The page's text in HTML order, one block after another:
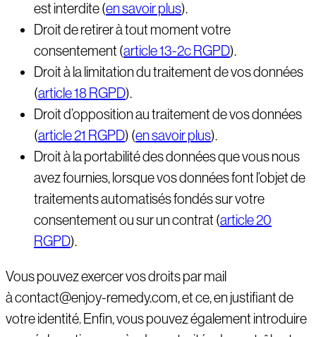
est interdite (en savoir plus).
Droit de retirer à tout moment votre
consentement (article 13-2c RGPD).
Droit à la limitation du traitement de vos données
(article 18 RGPD).
Droit d’opposition au traitement de vos données
(article 21 RGPD) (en savoir plus).
Droit à la portabilité des données que vous nous
avez fournies, lorsque vos données font l’objet de
traitements automatisés fondés sur votre
consentement ou sur un contrat (article 20
RGPD).
Vous pouvez exercer vos droits par mail
à contact@enjoy-remedy.com, et ce, en justifiant de
votre identité. Enfin, vous pouvez également introduire